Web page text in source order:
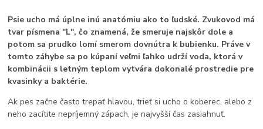
starostlivosť o mačku
Psie ucho má úplne inú anatómiu ako to ľudské. Zvukovod má
tvar písmena "L", čo znamená, že smeruje najskôr dole a
potom sa prudko lomí smerom dovnútra k bubienku. Práve v
tomto záhybe sa po kúpaní veľmi ľahko udrží voda, ktorá v
kombinácii s letným teplom vytvára dokonalé prostredie pre
kvasinky a baktérie.
Ak pes začne často trepať hlavou, trieť si ucho o koberec, alebo z
neho zacítite nepríjemný zápach, je najvyšší čas zasiahnuť.